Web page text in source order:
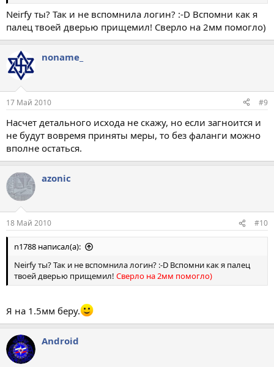
Neirfy ты? Так и не вспомнила логин? :-D Вспомни как я
палец твоей дверью прищемил! Сверло на 2мм помогло)
noname_
17 Май 2010 #9
Насчет детального исхода не скажу, но если загноится и
не будут вовремя приняты меры, то без фаланги можно
вполне остаться.
azonic
18 Май 2010 #10
n1788 написал(а):
Neirfy ты? Так и не вспомнила логин? :-D Вспомни как я палец
твоей дверью прищемил! Сверло на 2мм помогло)
Я на 1.5мм беру.
Android